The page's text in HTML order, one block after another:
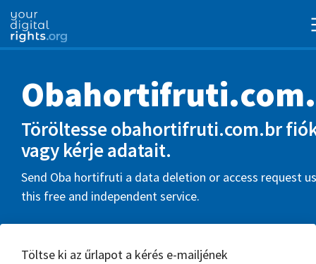
Töröltesse obahortifruti.com.br
vagy kérje adatait.
Send Oba hortifruti a data deletion or access request
this free and independent service.
Töltse ki az űrlapot a kérés e-mailjének